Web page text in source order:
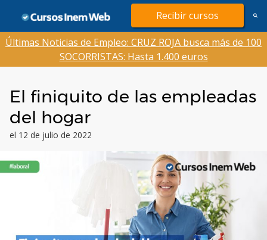
contenido
Recibir cursos
Últimas Noticias de Empleo: CRUZ ROJA busca más de 100
SOCORRISTAS: Hasta 1.400 euros
El finiquito de las empleadas
del hogar
el 12 de julio de 2022